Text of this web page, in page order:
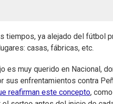
tiempos, ya alejado del fútbol
casas, fábricas, etc.
es muy querido en Nacional,
sus enfrentamientos contra
reafirman este concepto,